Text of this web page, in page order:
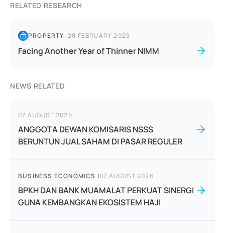
RELATED RESEARCH
PROPERTY|28 FEBRUARY 2025
Facing Another Year of Thinner NIMM
NEWS RELATED
07 AUGUST 2026
ANGGOTA DEWAN KOMISARIS NSSS
BERUNTUN JUAL SAHAM DI PASAR REGULER
BUSINESS ECONOMICS |07 AUGUST 2026
BPKH DAN BANK MUAMALAT PERKUAT SINERGI
GUNA KEMBANGKAN EKOSISTEM HAJI